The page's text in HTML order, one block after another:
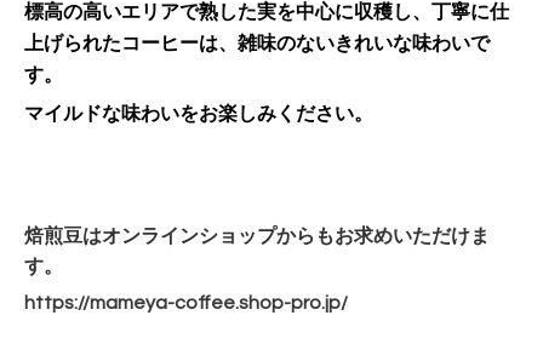
標高の高いエリアで熟した実を中心に収穫し、 丁寧に仕
上げられたコーヒーは、雑味のないきれいな味わいで
す。
マイルドな味わいをお楽しみください。
焙煎豆はオンラインショップからもお求めいただけま
す。
https://mameya-coffee.shop-pro.jp/